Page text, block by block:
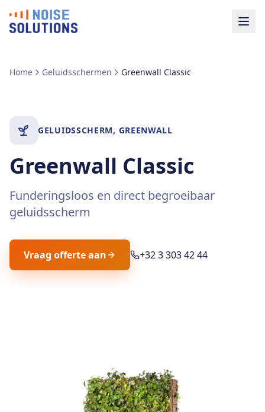
Home Geluidsschermen Greenwall Classic
GELUIDSSCHERM, GREENWALL
Greenwall Classic
Funderingsloos en direct begroeibaar
geluidsscherm
Vraag offerte aan +32 3 303 42 44